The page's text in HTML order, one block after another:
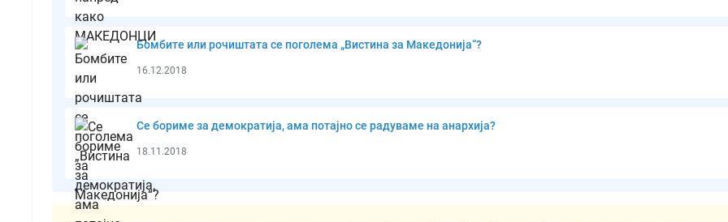
Бомбите или рочиштата се поголема „Вистина за Македонија“?
16.12.2018
Се бориме за демократија, ама потајно се радуваме на анархија?
18.11.2018